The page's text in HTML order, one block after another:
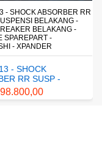
- SHOCK ABSORBER RR
BELAKANG -
BELAKANG -
SPAREPART -
- XPANDER
- SHOCK
RR SUSP -
BELAKANG -
BELAKANG